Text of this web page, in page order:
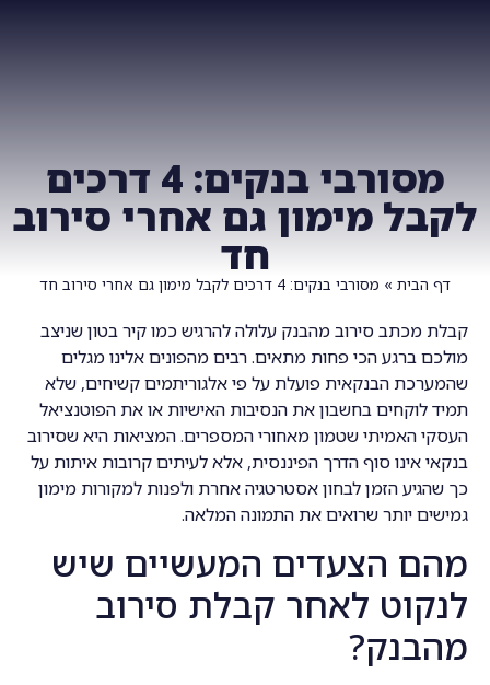
מסורבי בנקים: 4 דרכים
לקבל מימון גם אחרי סירוב
חד
דף הבית » מסורבי בנקים: 4 דרכים לקבל מימון גם אחרי סירוב חד
קבלת מכתב סירוב מהבנק עלולה להרגיש כמו קיר בטון שניצב
מולכם ברגע הכי פחות מתאים. רבים מהפונים אלינו מגלים
שהמערכת הבנקאית פועלת על פי אלגוריתמים קשיחים, שלא
תמיד לוקחים בחשבון את הנסיבות האישיות או את הפוטנציאל
העסקי האמיתי שטמון מאחורי המספרים. המציאות היא שסירוב
בנקאי אינו סוף הדרך הפיננסית, אלא לעיתים קרובות איתות על
כך שהגיע הזמן לבחון אסטרטגיה אחרת ולפנות למקורות מימון
גמישים יותר שרואים את התמונה המלאה.
מהם הצעדים המעשיים שיש
לנקוט לאחר קבלת סירוב
מהבנק?